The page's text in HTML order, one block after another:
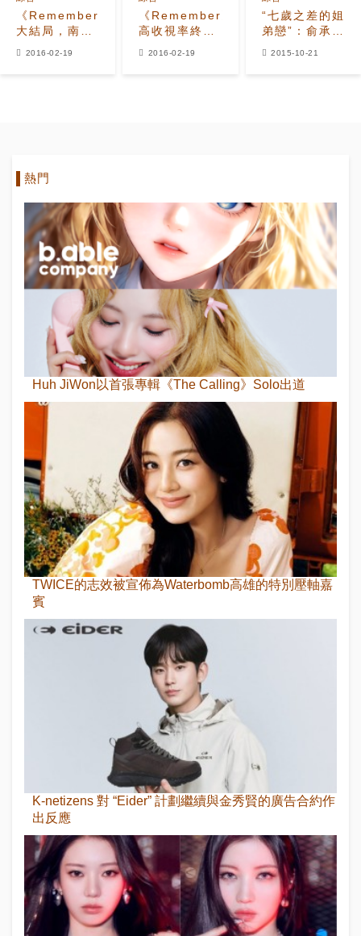
《Remember》
大結局，南宮
2016-02-19
《Remember》
高收視率終映
2016-02-19
“七歲之差的姐
弟戀”：俞承豪
2015-10-21
熱門
Huh JiWon以首張專輯《The Calling》Solo出道
TWICE的志效被宣佈為Waterbomb高雄的特別壓軸嘉
賓
K-netizens 對 “Eider” 計劃繼續與金秀賢的廣告合約作
出反應